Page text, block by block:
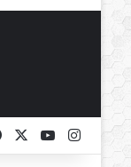
FacebookYouTube